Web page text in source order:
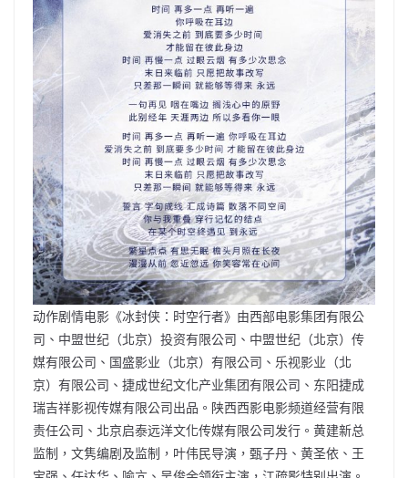
动作剧情电影《冰封侠：时空行者》由西部电影集团有限公
司、中盟世纪（北京）投资有限公司、中盟世纪（北京）传
媒有限公司、国盛影业（北京）有限公司、乐视影业（北
京）有限公司、捷成世纪文化产业集团有限公司、东阳捷成
瑞吉祥影视传媒有限公司出品。陕西西影电影频道经营有限
责任公司、北京启泰远洋文化传媒有限公司发行。黄建新总
监制，文隽编剧及监制，叶伟民导演，甄子丹、黄圣依、王